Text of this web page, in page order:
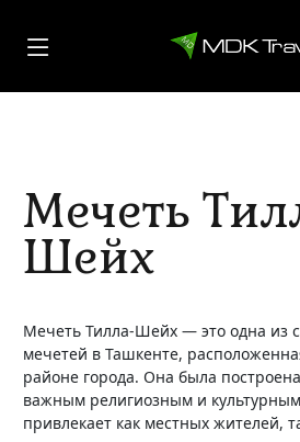
Мечеть
Шейх
Мечеть Тилла-Шейх — это одна из
мечетей в Ташкенте,
районе города. Она была
важным религиозным и
привлекает как местных жителей,